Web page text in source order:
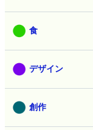
食
デザイン
創作